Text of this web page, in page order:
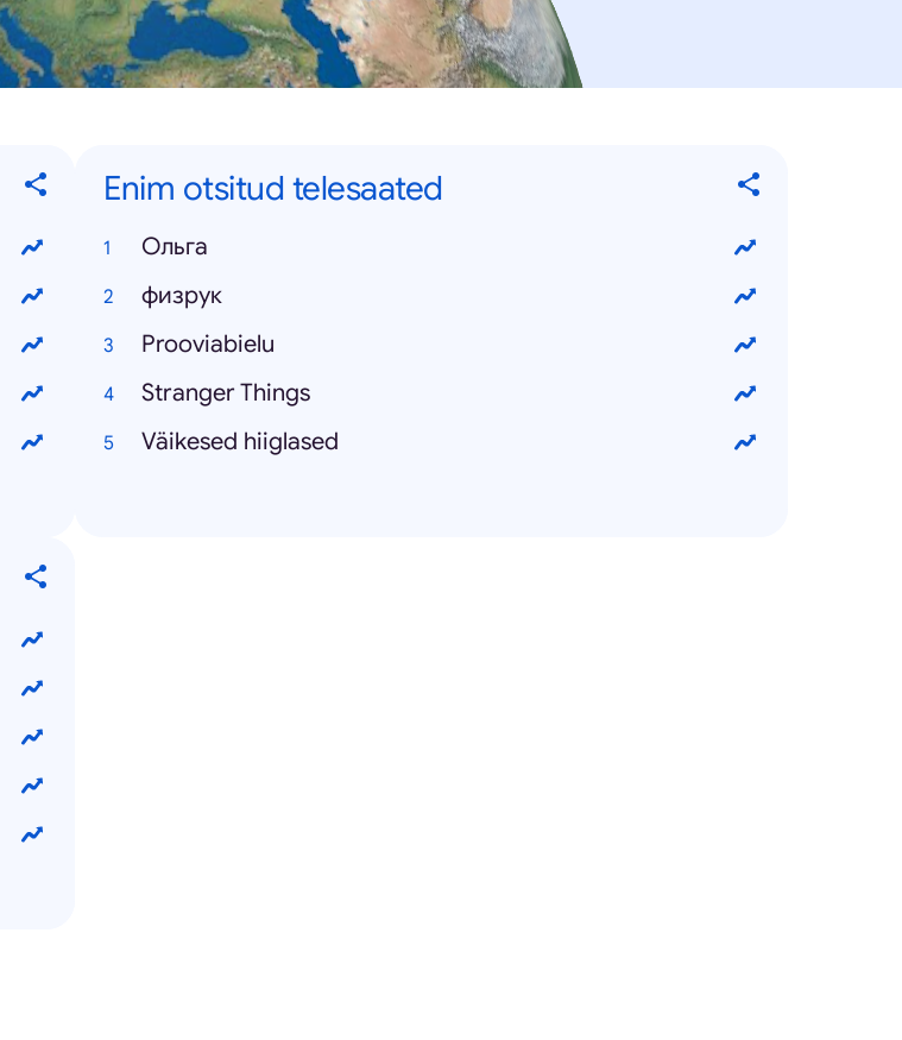
Enim otsitud telesaated
Oльга
физрук
Prooviabielu
Stranger Things
Väikesed hiiglased